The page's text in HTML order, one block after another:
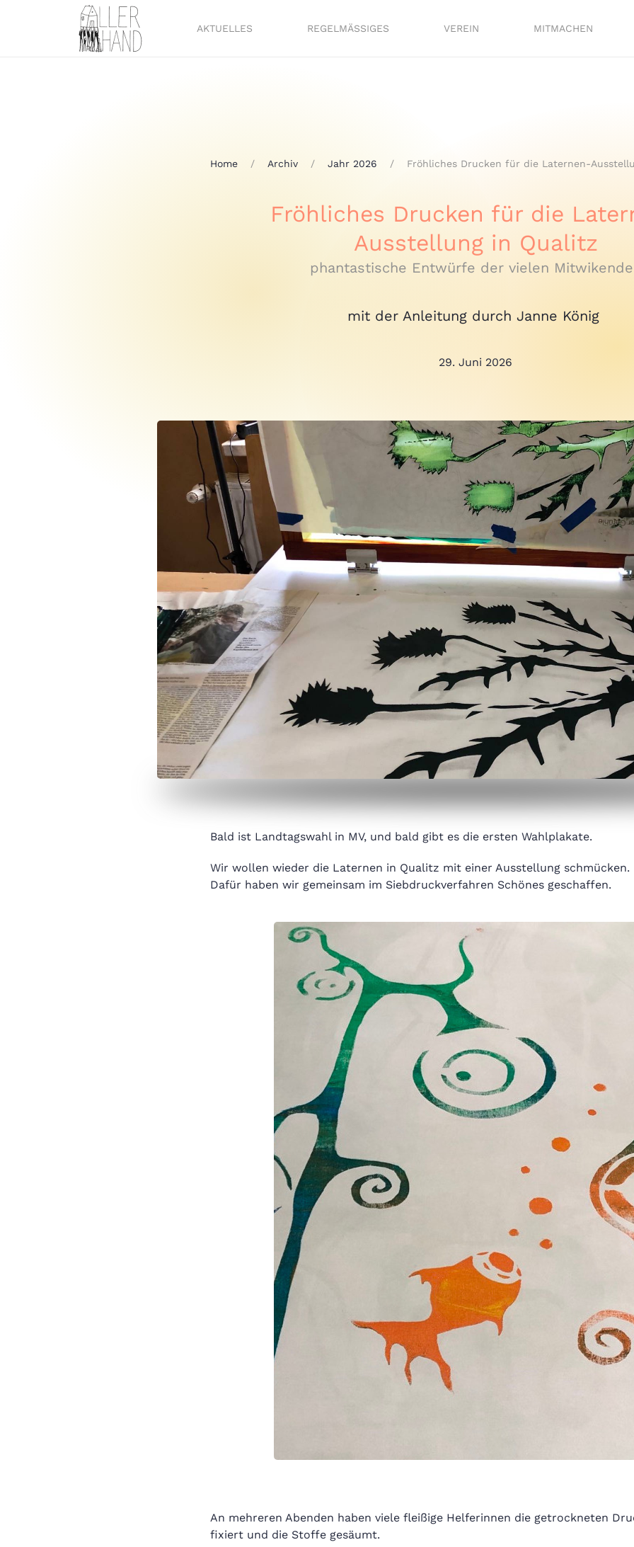
AKTUELLES REGELMÄSSIGES VEREIN MITMACHEN
Home Archiv Jahr 2026 Fröhliches Drucken für die Laternen-
Fröhliches Drucken für die
Ausstellung in Qualitz
phantastische Entwürfe der vielen
mit der Anleitung durch Janne König
29. Juni 2026
Bald ist Landtagswahl in MV, und bald gibt es die ersten Wahlplakate.
Wir wollen wieder die Laternen in Qualitz mit einer Ausstellung schmücken.
Dafür haben wir gemeinsam im Siebdruckverfahren Schönes geschaffen.
An mehreren Abenden haben viele fleißige Helferinnen die getrockneten
fixiert und die Stoffe gesäumt.